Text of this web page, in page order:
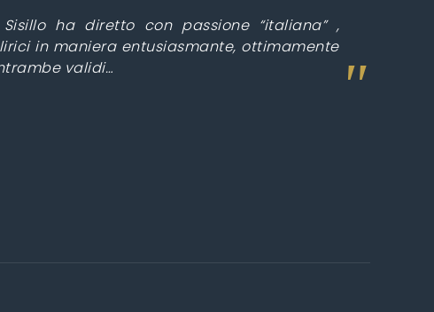
ha diretto con passione “italiana” ,
in maniera entusiasmante, ottimamente
validi…